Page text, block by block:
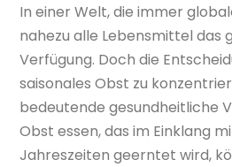
In einer Welt, die immer
nahezu alle Lebensmittel das
Verfügung. Doch die
saisonales Obst zu
bedeutende gesundheitliche
Obst essen, das im Einklang
Jahreszeiten geerntet wird,